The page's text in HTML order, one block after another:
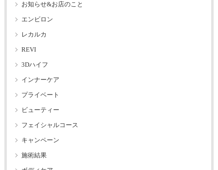
お知らせ&お店のこと
エンビロン
レカルカ
REVI
3Dハイフ
インナーケア
プライベート
ビューティー
フェイシャルコース
キャンペーン
施術結果